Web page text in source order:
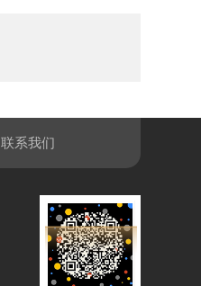
联系我们